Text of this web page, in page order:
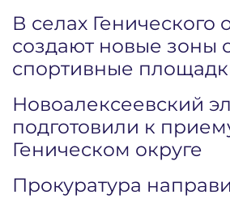
В селах Генического
создают новые зоны
спортивные
Новоалексеевский
подготовили к
Геническом округе
Прокуратура